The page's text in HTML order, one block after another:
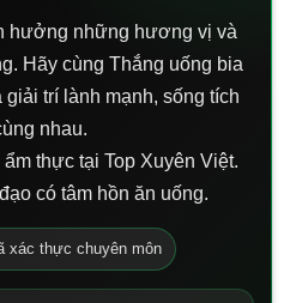
hưởng những hương vị và
Hãy cùng Thắng uống bia
trí lành mạnh, sống tích
nhau.
thực tại Top Xuyên Việt.
có tâm hồn ăn uống.
xác thực chuyên môn